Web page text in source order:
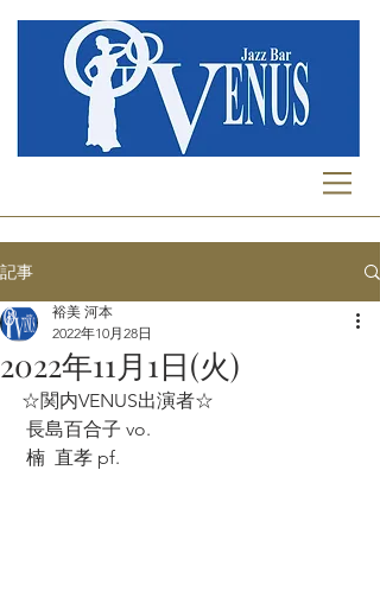
記事
2022年11月1日(火)
裕美 河本
2022年10月28日
☆関内VENUS出演者☆
長島百合子 vo.
楠  直孝 pf.